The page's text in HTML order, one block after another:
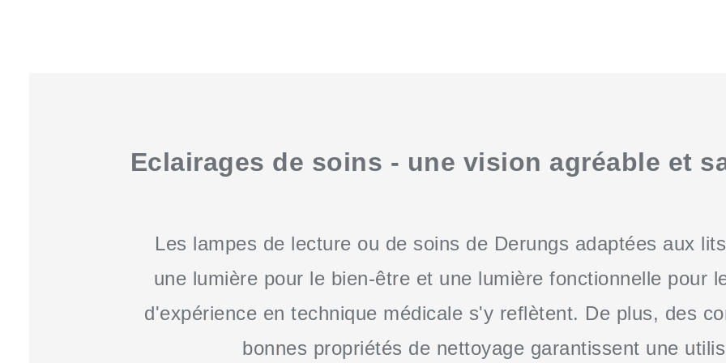
Eclairages de soins - une vision agréable et
Les lampes de lecture ou de soins de Derungs adaptées aux
une lumière pour le bien-être et une lumière fonctionnelle pour
d'expérience en technique médicale s'y reflètent. De plus, des
bonnes propriétés de nettoyage garantissent une